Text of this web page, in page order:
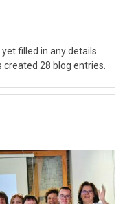
filled in any details.
created 28 blog entries.